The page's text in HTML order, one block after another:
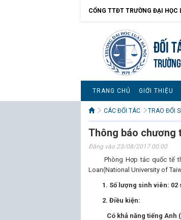
CỔNG TTĐT TRƯỜNG ĐẠI HỌC
Đối
TRANG CHỦ GIỚI THIỆU
CÁC ĐỐI TÁC TRAO ĐỔI
Thông báo chương
Đăng vào 23/08/2017 00:00
Phòng Hợp tác quốc tế
Loan(National University of
1. Số lượng sinh viên: 02
2. Điều kiện:
Có khả năng tiếng Anh